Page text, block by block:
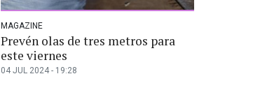
MAGAZINE
Prevén olas de tres metros para
este viernes
04 JUL 2024 - 19:28